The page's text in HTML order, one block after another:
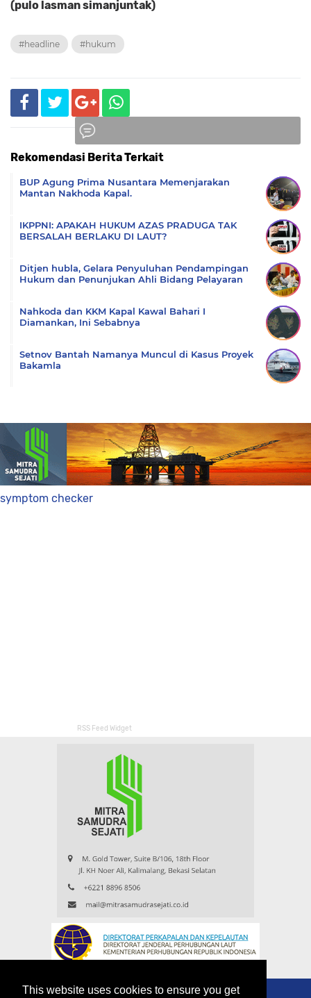
This website uses cookies to ensure you get
(pulo lasman simanjuntak)
#headline #hukum
Rekomendasi Berita Terkait
BUP Agung Prima Nusantara Memenjarakan
Mantan Nakhoda Kapal.
IKPPNI: APAKAH HUKUM AZAS PRADUGA TAK
BERSALAH BERLAKU DI LAUT?
Ditjen hubla, Gelara Penyuluhan Pendampingan
Hukum dan Penunjukan Ahli Bidang Pelayaran
Nahkoda dan KKM Kapal Kawal Bahari I
Diamankan, Ini Sebabnya
Setnov Bantah Namanya Muncul di Kasus Proyek
Bakamla
symptom checker
RSS Feed Widget